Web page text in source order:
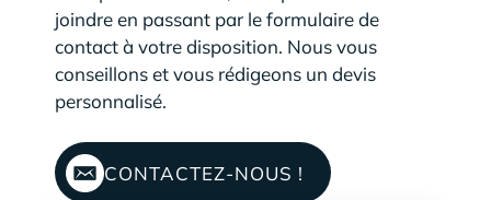
joindre en passant par le formulaire de
contact à votre disposition. Nous vous
conseillons et vous rédigeons un devis
personnalisé.
CONTACTEZ-NOUS !